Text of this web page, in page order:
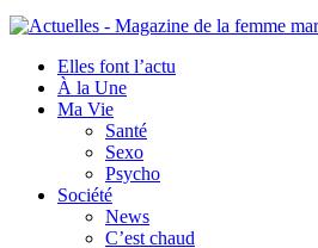
Elles font l’actu
À la Une
Ma Vie
Santé
Sexo
Psycho
Société
News
C’est chaud